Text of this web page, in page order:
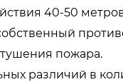
40-50
пожара.
различий в